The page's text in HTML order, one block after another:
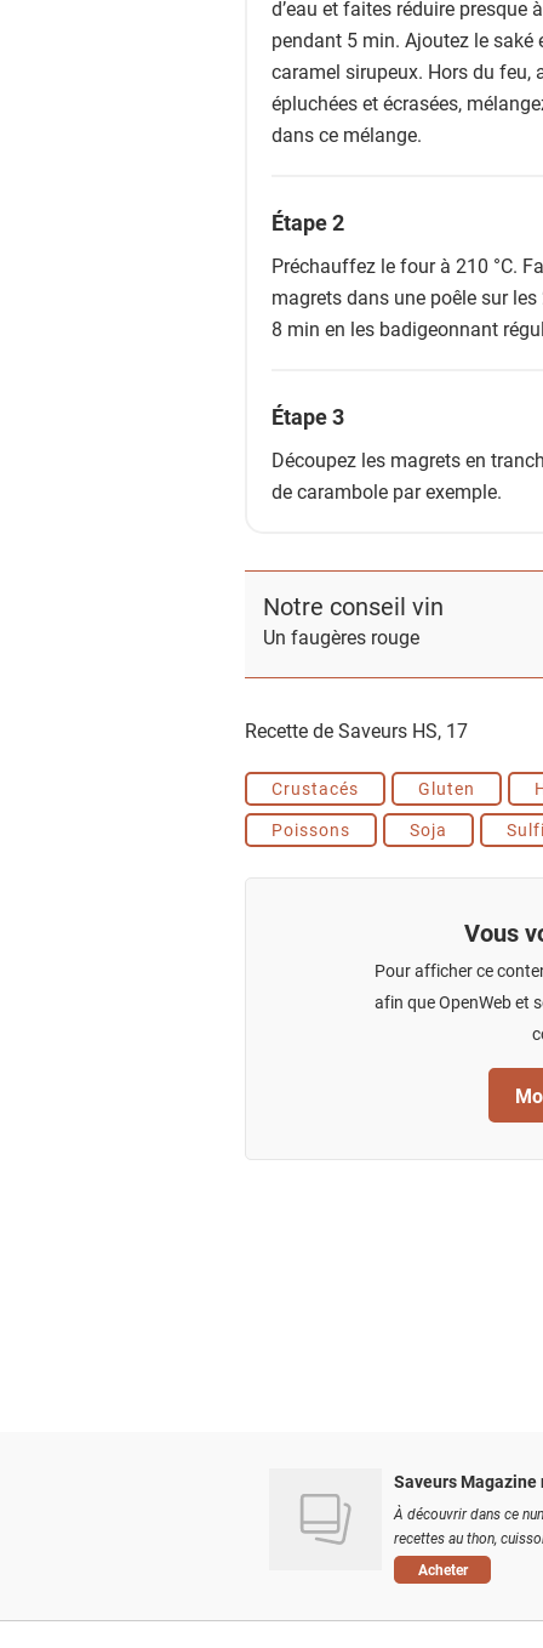
d’eau et faites réduire presque
pendant 5 min. Ajoutez le
caramel sirupeux. Hors du feu,
épluchées et écrasées,
dans ce mélange.
Étape 2
Préchauffez le four à 210 °C.
magrets dans une poêle sur
8 min en les badigeonnant
Étape 3
Découpez les magrets en
de carambole par exemple.
Notre conseil vin
Un faugères rouge
Recette de Saveurs HS, 17
Crustacés Gluten
Poissons
Soja
Vous
Pour afficher ce
afin que OpenWeb et
Saveurs Magazine
À découvrir dans ce
recettes au thon,
Acheter